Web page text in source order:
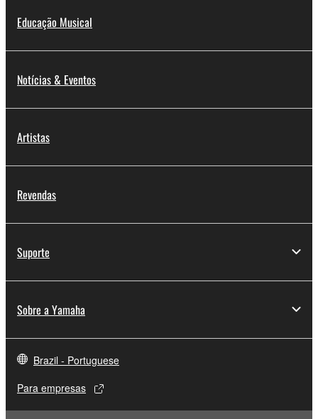
Educação Musical
Notícias & Eventos
Artistas
Revendas
Suporte
Sobre a Yamaha
Brazil - Portuguese
Para empresas